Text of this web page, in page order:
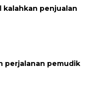
kalahkan penjualan
perjalanan pemudik